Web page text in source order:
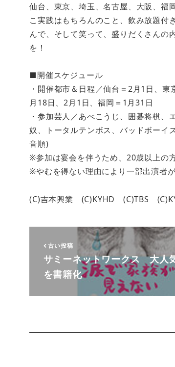
仙台、東京、埼玉、名古屋、大阪、福
こ実践はもちろんのこと、飲み放題付
んで、そして笑って、盛りだくさんの
を！
■開催スケジュール
・開催都市＆日程／仙台＝2月1日、
月18日、2月1日、福岡＝1月31日
・参加芸人／あべこうじ、囲碁将棋
奴、トータルテンボス、バッドボー
音順)
※参加は宴会を伴うため、20歳以上の方
※やむを得ない理由により一部出演者
(C)吉本興業 (C)KYHD (C)TBS
古い投稿
サミーネットワークス 大人
を書籍化